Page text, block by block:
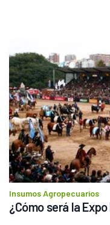
Insumos Agropecuarios
¿Cómo será la